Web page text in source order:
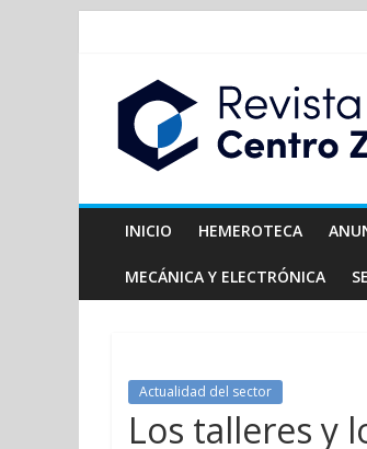
INICIO HEMEROTECA
MECÁNICA Y ELECTRÓNICA
Actualidad del sector
Los talleres y